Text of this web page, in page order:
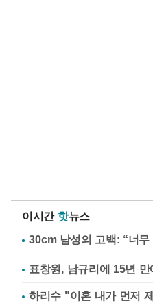
이시간 핫뉴스
표창원, 남규리에 15년
하리수 "이혼 내가 먼저